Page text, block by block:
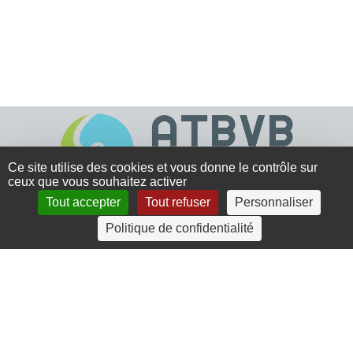
4 rue Crec’h-Ugen
22810 Belle Isle en Terre
Ce site utilise des cookies et vous donne le contrôle sur
ceux que vous souhaitez activer
Tout accepter
Tout refuser
Personnaliser
Politique de confidentialité